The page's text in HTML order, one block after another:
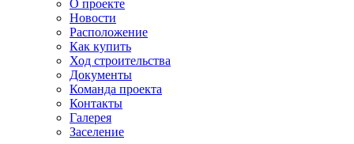
О проекте
Новости
Расположение
Как купить
Ход строительства
Документы
Команда проекта
Контакты
Галерея
Заселение